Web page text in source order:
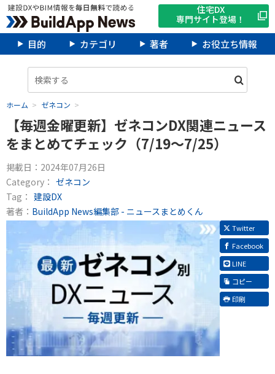
住宅DX
専門サイト登場！
目的 カテゴリ 著者 お役立ち情報
ホーム ゼネコン
【毎週金曜更新】ゼネコンDX関連ニュース
をまとめてチェック（7/19～7/25）
掲載日： 2024年07月26日
Category： ゼネコン
Tag： 建設DX
著者： BuildApp News編集部 - ニュースまとめくん
Twitter
Facebook
LINE
コピー
印刷